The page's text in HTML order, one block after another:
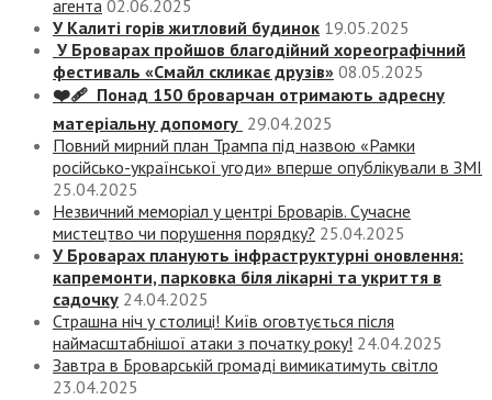
агента 02.06.2025
У Калиті горів житловий будинок 19.05.2025
У Броварах пройшов благодійний хореографічний
фестиваль «Смайл скликає друзів» 08.05.2025
❤️‍🩹 Понад 150 броварчан отримають адресну
матеріальну допомогу 29.04.2025
Повний мирний план Трампа під назвою «‎Рамки
російсько-української угоди» вперше опублікували в ЗМІ
25.04.2025
Незвичний меморіал у центрі Броварів. Сучасне
мистецтво чи порушення порядку? 25.04.2025
У Броварах планують інфраструктурні оновлення:
капремонти, парковка біля лікарні та укриття в
садочку 24.04.2025
Страшна ніч у столиці! Київ оговтується після
наймасштабнішої атаки з початку року! 24.04.2025
Завтра в Броварській громаді вимикатимуть світло
23.04.2025